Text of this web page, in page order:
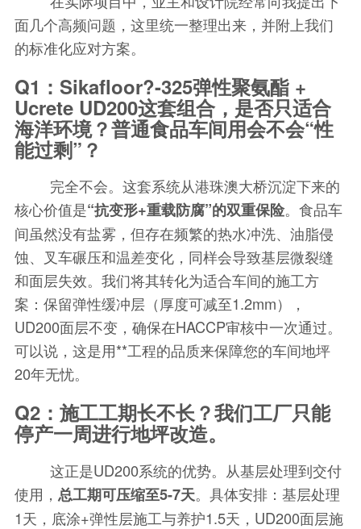
面几个高频问题，这里统一整理出来，并附上我们
的标准化应对方案。
Q1：Sikafloor?-325弹性聚氨酯 +
Ucrete UD200这套组合，是否只适合
海洋环境？普通食品车间用会不会“性
能过剩”？
完全不会。这套系统从港珠澳大桥沉淀下来的
核心价值是“抗变形+重载防腐”的双重保险。食品车
间虽然没有盐雾，但存在频繁的热水冲洗、油脂侵
蚀、叉车碾压和温差变化，同样会导致基层微裂缝
和面层失效。我们将其转化为适合车间的施工方
案：保留弹性缓冲层（厚度可减至1.2mm），
UD200面层不变，确保在HACCP审核中一次通过。
可以说，这是用**工程的品质来保障您的车间地坪
20年无忧。
Q2：施工工期长不长？我们工厂只能
停产一周进行地坪改造。
这正是UD200系统的优势。从基层处理到交付
使用， 总工期可压缩至5-7天。具体安排：基层处理
1天，底涂+弹性层施工与养护1.5天，UD200面层施